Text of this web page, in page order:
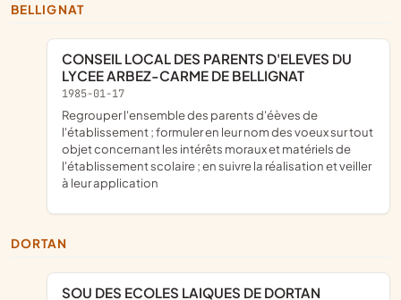
BELLIGNAT
CONSEIL LOCAL DES PARENTS D'ELEVES DU
LYCEE ARBEZ-CARME DE BELLIGNAT
1985-01-17
regrouper l'ensemble des parents d'éèves de
l'établissement ; formuler en leur nom des voeux sur tout
objet concernant les intérêts moraux et matériels de
l'établissement scolaire ; en suivre la réalisation et veiller
à leur application
DORTAN
SOU DES ECOLES LAIQUES DE DORTAN